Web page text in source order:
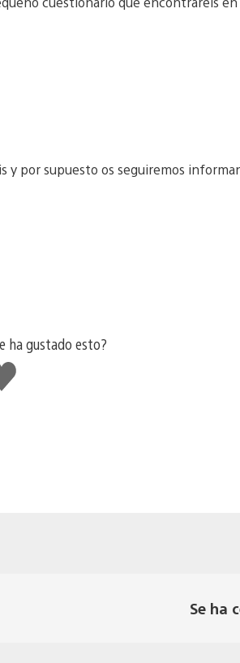
y por supuesto os seguiremos
ha gustado esto?
Se ha